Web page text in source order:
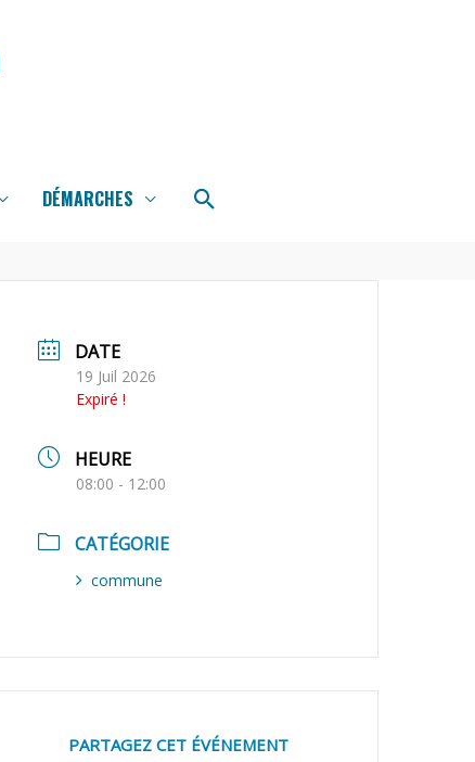
DÉMARCHES Rechercher
DATE
19 Juil 2026
Expiré !
HEURE
08:00 - 12:00
CATÉGORIE
commune
PARTAGEZ CET ÉVÉNEMENT